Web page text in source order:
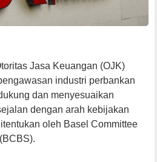
Jasa Keuangan (OJK)
industri perbankan
dan menyesuaikan
dengan arah kebijakan
oleh Basel Committee